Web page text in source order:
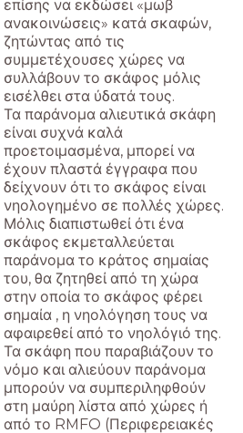
επίσης να εκδώσει «μωβ
ανακοινώσεις» κατά σκαφών,
ζητώντας από τις
συμμετέχουσες χώρες να
συλλάβουν το σκάφος μόλις
εισέλθει στα ύδατά τους.
Τα παράνομα αλιευτικά σκάφη
είναι συχνά καλά
προετοιμασμένα, μπορεί να
έχουν πλαστά έγγραφα που
δείχνουν ότι το σκάφος είναι
νηολογημένο σε πολλές χώρες.
Μόλις διαπιστωθεί ότι ένα
σκάφος εκμεταλλεύεται
παράνομα το κράτος σημαίας
του, θα ζητηθεί από τη χώρα
στην οποία το σκάφος φέρει
σημαία , η νηολόγηση τους να
αφαιρεθεί από το νηολόγιό της.
Τα σκάφη που παραβιάζουν το
νόμο και αλιεύουν παράνομα
μπορούν να συμπεριληφθούν
στη μαύρη λίστα από χώρες ή
από το RMFO (Περιφερειακές